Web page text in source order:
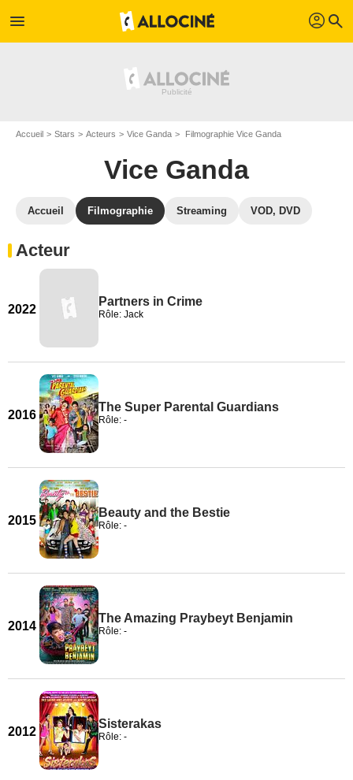
menu profil search
Accueil Stars Acteurs Vice Ganda Filmographie Vice Ganda
Vice Ganda
Accueil Filmographie Streaming VOD, DVD
Acteur
2022
Partners in Crime
Rôle: Jack
2016
The Super Parental Guardians
Rôle: -
2015
Beauty and the Bestie
Rôle: -
2014
The Amazing Praybeyt Benjamin
Rôle: -
2012
Sisterakas
Rôle: -